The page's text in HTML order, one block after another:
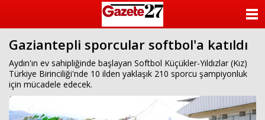
Gaziantepli sporcular softbol'a katıldı
Aydın'ın ev sahipliğinde başlayan Softbol Küçükler-Yıldızlar (Kız)
Türkiye Birinciliği'nde 10 ilden yaklaşık 210 sporcu şampiyonluk
için mücadele edecek.
KATEGORİLER
YAZARLAR
ANKETLER